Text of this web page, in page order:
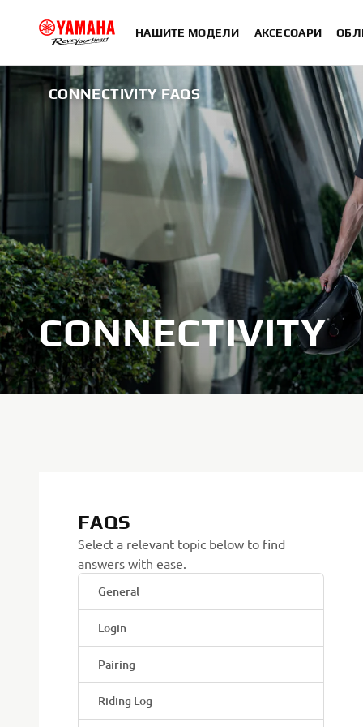
НАШИТЕ МОДЕЛИ АКСЕСОАРИ
CONNECTIVITY FAQS
CONNECTIVITY
FAQS
Select a relevant topic below to find
answers with ease.
General
Login
Pairing
Riding Log